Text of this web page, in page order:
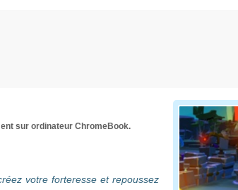
sur ordinateur ChromeBook.
votre forteresse et repoussez